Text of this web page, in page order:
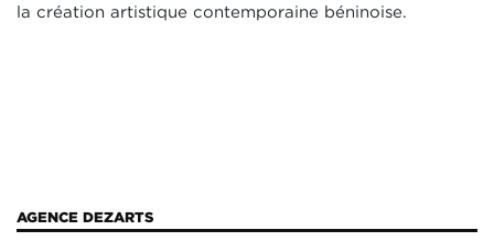
la création artistique contemporaine béninoise.
AGENCE DEZARTS